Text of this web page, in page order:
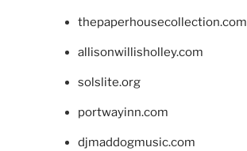
thepaperhousecollection.com
allisonwillisholley.com
solslite.org
portwayinn.com
djmaddogmusic.com